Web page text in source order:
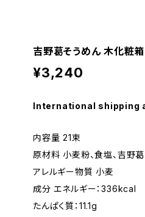
吉野葛そうめん 木化粧
¥3,240
International shipping
内容量 21束
原材料 小麦粉、食塩、吉野
アレルギー物質 小麦
成分 エネルギー：336kcal
たんぱく質：11.1g